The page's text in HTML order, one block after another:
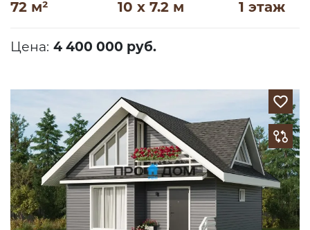
72 м² 10 x 7.2 м 1 этаж
Цена: 4 400 000 руб.